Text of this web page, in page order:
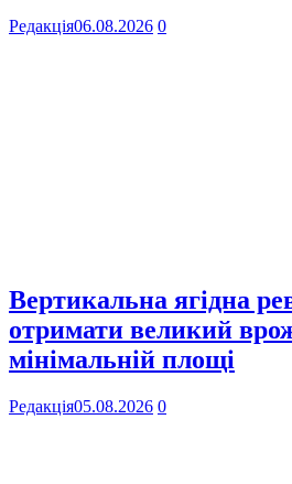
Редакція06.08.2026 0
Вертикальна ягідна
отримати великий
мінімальній площі
Редакція05.08.2026 0